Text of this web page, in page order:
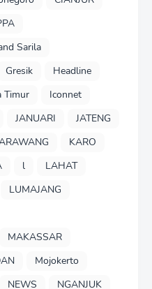
Sarila
Gresik
Headline
Timur
Iconnet
JANUARI
JATENG
KARO
l
LAHAT
LUMAJANG
MAKASSAR
Mojokerto
NEWS
NGANJUK